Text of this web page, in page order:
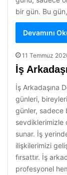
bir gün. Bu
Devamını
11 Temmuz
İş
İş Arkadaşına
günleri,
günler, sadece
sevdiklerimizle
sunar. İş
ilişkilerimizi
fırsattır. İş
profesyonel